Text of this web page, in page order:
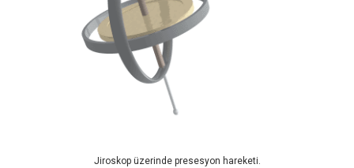
Jiroskop üzerinde presesyon hareketi.